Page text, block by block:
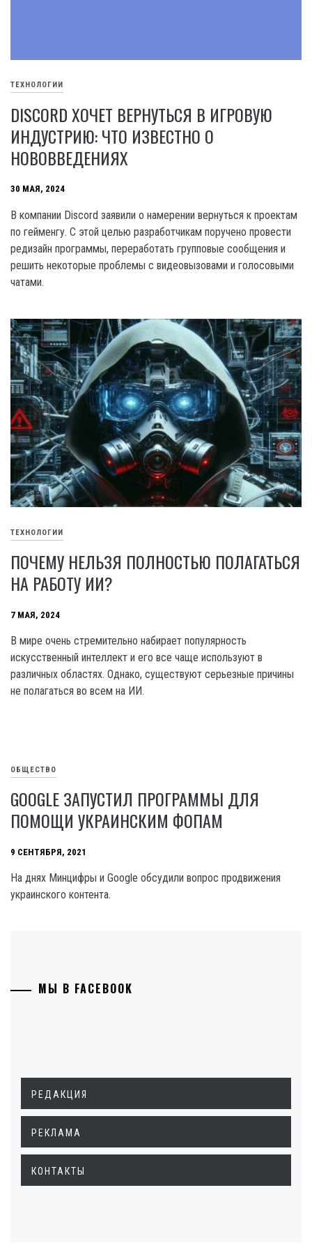
ТЕХНОЛОГИИ
DISCORD ХОЧЕТ ВЕРНУТЬСЯ В ИГРОВУЮ
ИНДУСТРИЮ: ЧТО ИЗВЕСТНО О
НОВОВВЕДЕНИЯХ
30 МАЯ, 2024
В компании Discord заявили о намерении вернуться к проектам
по гейменгу. С этой целью разработчикам поручено провести
редизайн программы, переработать групповые сообщения и
решить некоторые проблемы с видеовызовами и голосовыми
чатами.
ТЕХНОЛОГИИ
ПОЧЕМУ НЕЛЬЗЯ ПОЛНОСТЬЮ ПОЛАГАТЬСЯ
НА РАБОТУ ИИ?
7 МАЯ, 2024
В мире очень стремительно набирает популярность
искусственный интеллект и его все чаще используют в
различных областях. Однако, существуют серьезные причины
не полагаться во всем на ИИ.
ОБЩЕСТВО
GOOGLE ЗАПУСТИЛ ПРОГРАММЫ ДЛЯ
ПОМОЩИ УКРАИНСКИМ ФОПАМ
9 СЕНТЯБРЯ, 2021
На днях Минцифры и Google обсудили вопрос продвижения
украинского контента.
МЫ В FACEBOOK
РЕДАКЦИЯ
РЕКЛАМА
КОНТАКТЫ